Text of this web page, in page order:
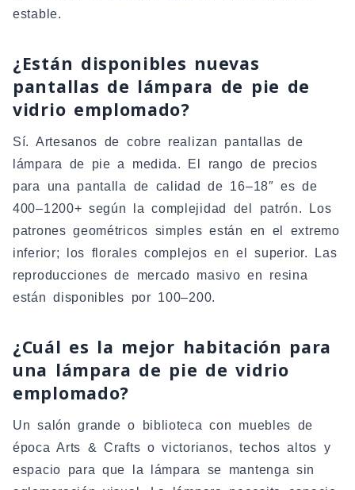
estable.
¿Están disponibles nuevas
pantallas de lámpara de pie de
vidrio emplomado?
Sí. Artesanos de cobre realizan pantallas de
lámpara de pie a medida. El rango de precios
para una pantalla de calidad de 16–18″ es de
400–1200+ según la complejidad del patrón. Los
patrones geométricos simples están en el extremo
inferior; los florales complejos en el superior. Las
reproducciones de mercado masivo en resina
están disponibles por 100–200.
¿Cuál es la mejor habitación para
una lámpara de pie de vidrio
emplomado?
Un salón grande o biblioteca con muebles de
época Arts & Crafts o victorianos, techos altos y
espacio para que la lámpara se mantenga sin